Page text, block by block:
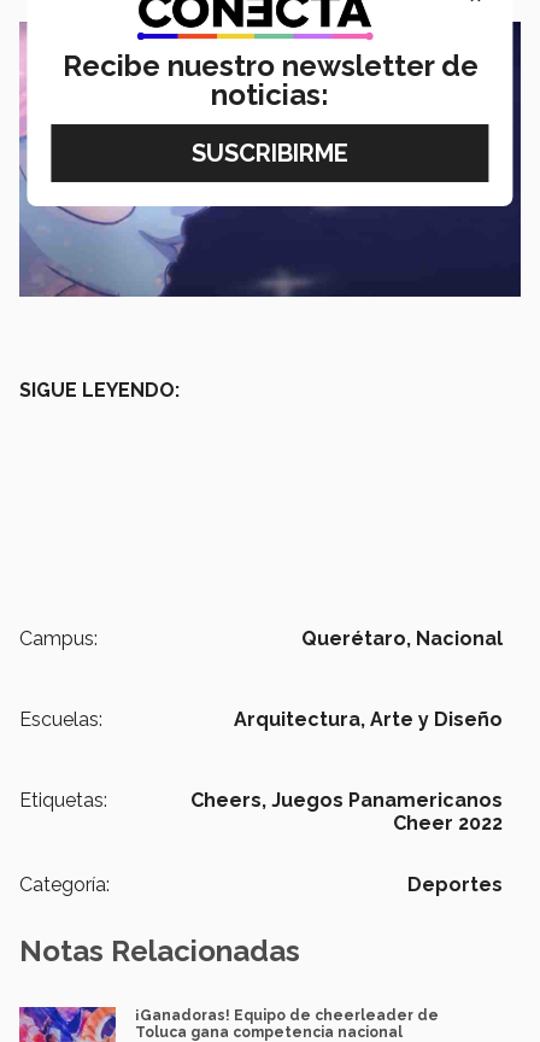
SIGUE LEYENDO:
Campus: Querétaro, Nacional
Escuelas: Arquitectura, Arte y Diseño
Etiquetas: Cheers, Juegos Panamericanos
Cheer 2022
Categoría: Deportes
Notas Relacionadas
¡Ganadoras! Equipo de cheerleader de
Toluca gana competencia nacional
Recibe nuestro newsletter de
noticias: